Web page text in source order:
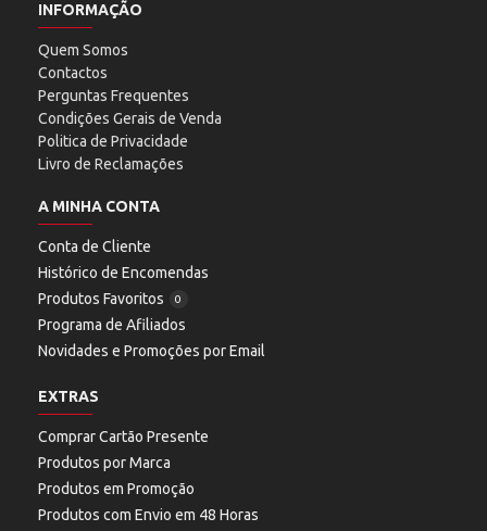
INFORMAÇÃO
Quem Somos
Contactos
Perguntas Frequentes
Condições Gerais de Venda
Politica de Privacidade
Livro de Reclamações
A MINHA CONTA
Conta de Cliente
Histórico de Encomendas
Produtos Favoritos
0
Programa de Afiliados
Novidades e Promoções por Email
EXTRAS
Comprar Cartão Presente
Produtos por Marca
Produtos em Promoção
Produtos com Envio em 48 Horas